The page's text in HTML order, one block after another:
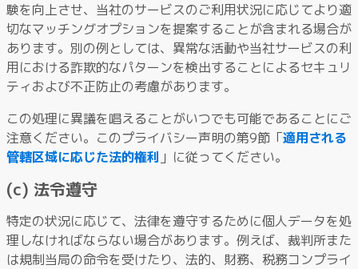
験を向上させ、当社のサービスのご利用状況に応じてより適
切なマッチングオプションを提案することが含まれる場合が
あります。別の例としては、異常な活動や当社サービスの利
用における詐欺的なパターンを検出することによるセキュリ
ティおよび不正防止の考慮があります。
この処理に異議を唱えることがいつでも可能であることにご
注意ください。このプライバシー声明の第9節「適用される
管轄区域に応じた法的権利 」に従ってください。
(c) 法令遵守
特定の状況に応じて、法律を遵守するために個人データを処
理しなければならない場合があります。例えば、裁判所また
は規制当局の命令を受けたり、法的、財務、税務コンプライ